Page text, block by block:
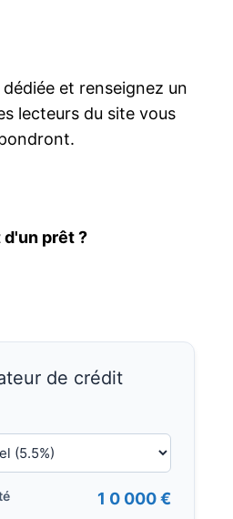
et renseignez un
lecteurs du site vous
prêt ?
de crédit
1 0 000 €